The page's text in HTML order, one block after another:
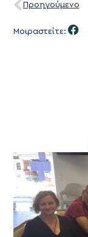
Προηγούμενο
Μοιραστείτε: